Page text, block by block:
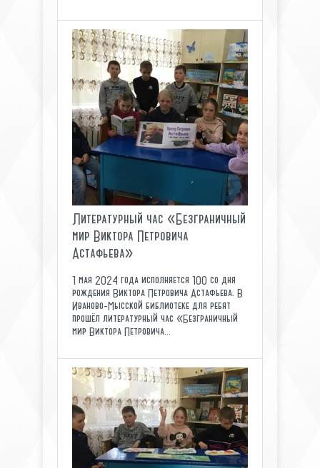
Литературный час «Безграничный
мир Виктора Петровича
Астафьева»
1 мая 2024 года исполняется 100 со дня
рождения Виктора Петровича Астафьева. В
Иваново-Мысской библиотеке для ребят
прошёл литературный час «Безграничный
мир Виктора Петровича...